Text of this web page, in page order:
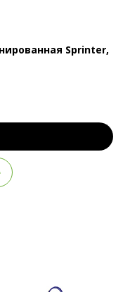
Sprinter,